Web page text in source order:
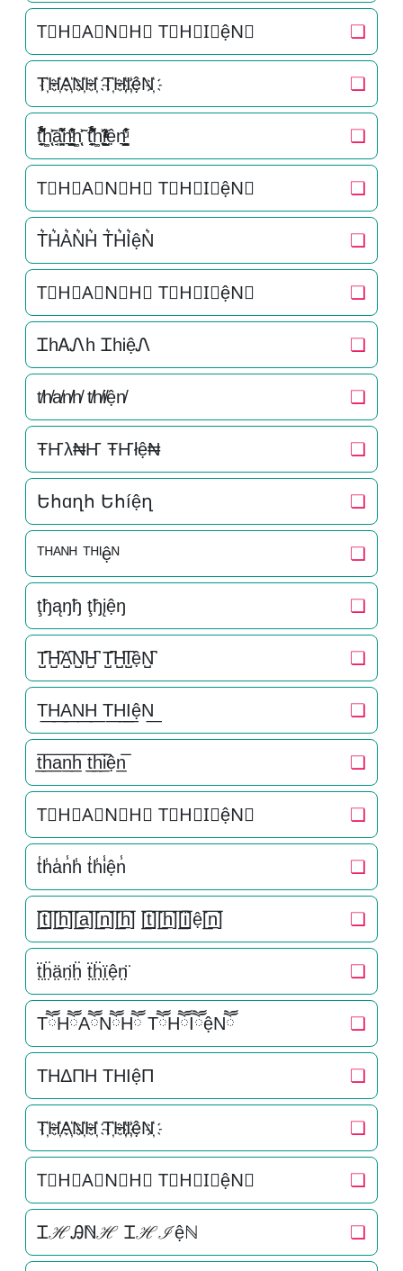
T⃟H⃟A⃟N⃟H⃟ T⃟H⃟I⃟ệN⃟ ❏
T҉H҉A҉N҉H҉ T҉H҉I҉ệN҉ ❏
t̘̟̼̉̈́͐͋͌̊h͚̖̜̍̃͐a̘̫͈̭͌͛͌̇̇̍n͉̠̙͉̗̺̋̋̔ͧ̊h͚̖̜̍̃͐ t̘̟̼̉̈́͐͋͌̊h͚̖̜̍̃͐i̞̟̫̺ͭ̒ͭͣện͉̠̙͉̗̺̋̋̔ͧ̊ ❏
T⃗H⃗A⃗N⃗H⃗ T⃗H⃗I⃗ệN⃗ ❏
T͛H͛A͛N͛H͛ T͛H͛I͛ệN͛ ❏
T⃒H⃒A⃒N⃒H⃒ T⃒H⃒I⃒ệN⃒ ❏
ᏆhᎪᏁh ᏆhᎥệᏁ ❏
t̸h̸a̸n̸h̸ t̸h̸i̸ện̸ ❏
ŦҤλ₦Ҥ ŦҤłệ₦ ❏
Եհɑղհ Եհíệղ ❏
ᵀᴴᴬᴺᴴ ᵀᴴᴵệᴺ ❏
ţђąŋђ ţђįệŋ ❏
T̺͆H̺͆A̺͆N̺͆H̺͆ T̺͆H̺͆I̺͆ệN̺͆ ❏
T͟H͟A͟N͟H͟ T͟H͟I͟ệN͟ ❏
t̲̅h̲̅a̲̅n̲̅h̲̅ t̲̅h̲̅i̲̅ện̲̅ ❏
T⃣H⃣A⃣N⃣H⃣ T⃣H⃣I⃣ệN⃣ ❏
t̾h̾a̾n̾h̾ t̾h̾i̾ện̾ ❏
[̲̅t̲̅][̲̅h̲̅][̲̅a̲̅][̲̅n̲̅][̲̅h̲̅] [̲̅t̲̅][̲̅h̲̅][̲̅i̲̅]ệ[̲̅n̲̅] ❏
ẗ̤ḧ̤ä̤n̤̈ḧ̤ ẗ̤ḧ̤ï̤ện̤̈ ❏
TཽHཽAཽNཽHཽ TཽHཽIཽệNཽ ❏
THΔΠH THIệΠ ❏
T҉H҉A҉N҉H҉ T҉H҉I҉ệN҉ ❏
T⃜H⃜A⃜N⃜H⃜ T⃜H⃜I⃜ệN⃜ ❏
ᏆℋᎯℕℋ Ꮖℋℐệℕ ❏